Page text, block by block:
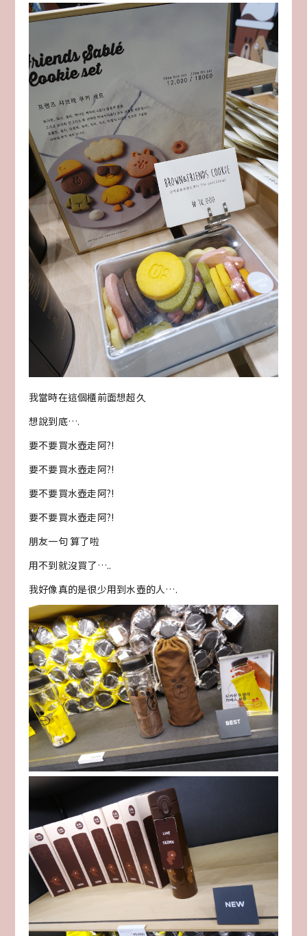
我當時在這個櫃前面想超久
想說到底….
要不要買水壺走阿?!
要不要買水壺走阿?!
要不要買水壺走阿?!
要不要買水壺走阿?!
朋友一句 算了啦
用不到就沒買了…..
我好像真的是很少用到水壺的人….